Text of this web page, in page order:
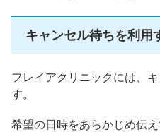
キャンセル待ちを利用
フレイアクリニックには、
す。
希望の日時をあらかじめ伝